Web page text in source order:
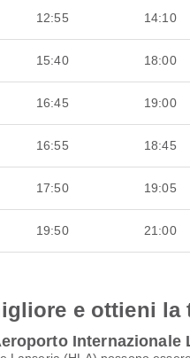
12:55 14:10
15:40 18:00
16:45 19:00
16:55 18:45
17:50 19:05
19:50 21:00
e ottieni la
Internazionale